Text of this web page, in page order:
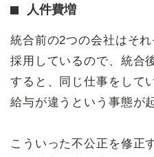
人件費増
統合前の2つの会社はそ
採用しているので、統合
すると、同じ仕事をして
給与が違うという事態が
こういった不公正を修正